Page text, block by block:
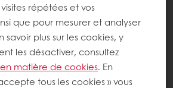
répétées et vos
que pour mesurer et analyser
savoir plus sur les cookies, y
les désactiver, consultez
matière de cookies. En
tous les cookies » vous